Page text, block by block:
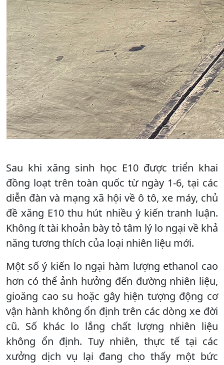
Sau khi xăng sinh học E10 được triển khai
đồng loạt trên toàn quốc từ ngày 1-6, tại các
diễn đàn và mạng xã hội về ô tô, xe máy, chủ
đề xăng E10 thu hút nhiều ý kiến tranh luận.
Không ít tài khoản bày tỏ tâm lý lo ngại về khả
năng tương thích của loại nhiên liệu mới.
Một số ý kiến lo ngại hàm lượng ethanol cao
hơn có thể ảnh hưởng đến đường nhiên liệu,
gioăng cao su hoặc gây hiện tượng động cơ
vận hành không ổn định trên các dòng xe đời
cũ. Số khác lo lắng chất lượng nhiên liệu
không ổn định. Tuy nhiên, thực tế tại các
xưởng dịch vụ lại đang cho thấy một bức